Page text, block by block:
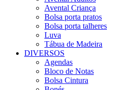
Avental Criança
Bolsa porta pratos
Bolsa porta talheres
Luva
Tábua de Madeira
DIVERSOS
Agendas
Bloco de Notas
Bolsa Cintura